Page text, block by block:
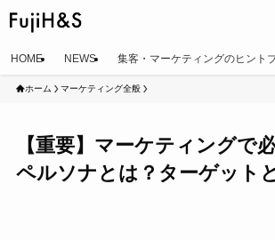
HOME NEWS 集客・マーケティングのヒント
ホーム マーケティング全般
【重要】マーケティングで
ペルソナとは？ターゲット